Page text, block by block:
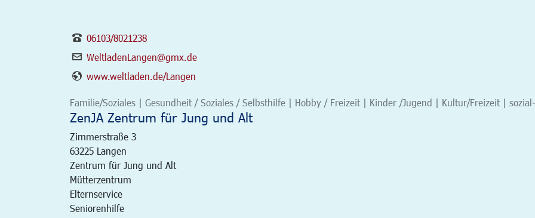
06103/8021238
WeltladenLangen@gmx.de
www.weltladen.de/Langen
Familie/Soziales | Gesundheit / Soziales / Selbsthilfe | Hobby / Freizeit | Kinder /Jugend | Kultur/Freizeit |
ZenJA Zentrum für Jung und Alt
Zimmerstraße 3
63225 Langen
Zentrum für Jung und Alt
Mütterzentrum
Elternservice
Seniorenhilfe